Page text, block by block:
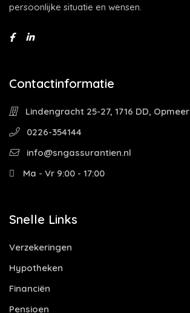
persoonlijke situatie en wensen.
Contactinformatie
Lindengracht 25-27, 1716 DD, Opmeer
0226-354144
info@sngassurantien.nl
Ma - Vr 9:00 - 17:00
Snelle Links
Verzekeringen
Hypotheken
Financiën
Pensioen